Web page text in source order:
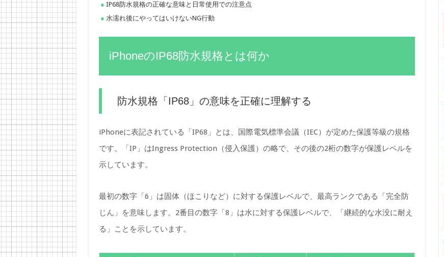
IP68防水規格の正確な意味と日常使用での注意点
水濡れ後にやってはいけないNG行動
iPhoneのIP68防水規格とは何か
防水規格「IP68」の意味を正確に理解する
iPhoneに表記されている「IP68」とは、国際電気標準会議（IEC）が定めた保護等級の規格
です。「IP」はIngress Protection（侵入保護）の略で、その後の2桁の数字が保護レベルを
示しています。
最初の数字「6」は固体（ほこりなど）に対する保護レベルで、最高ランクである「完全防
じん」を意味します。2番目の数字「8」は水に対する保護レベルで、「継続的な水没に耐え
る」ことを示しています。